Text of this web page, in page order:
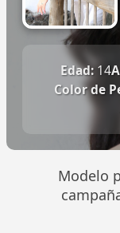
Edad:14
Color de
Modelo